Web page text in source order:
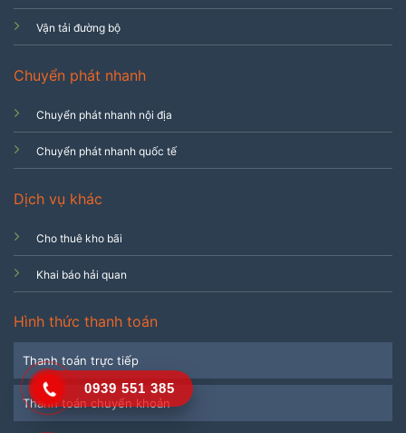
Vận tải đường bộ
Chuyển phát nhanh
Chuyển phát nhanh nội địa
Chuyển phát nhanh quốc tế
Dịch vụ khác
Cho thuê kho bãi
Khai báo hải quan
Hình thức thanh toán
Thanh toán trực tiếp
Thanh toán chuyển khoản
0939 551 385